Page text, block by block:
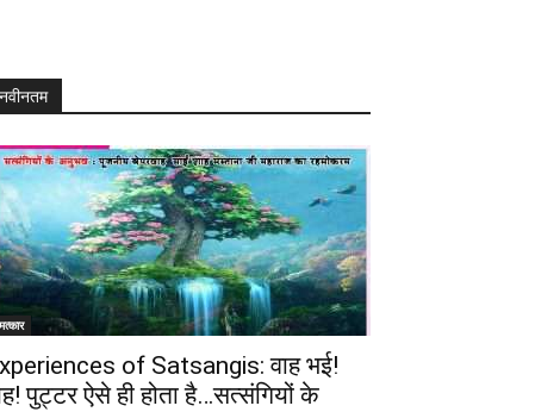
नवीनतम
of Satsangis: वाह भई!
पुट्टर ऐसे ही होता है…सत्संगियों के